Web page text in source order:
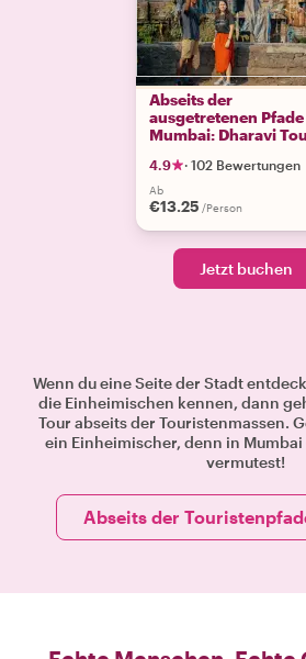
Abseits der
ausgetretenen Pfade
Mumbai: Dharavi
4.9 · 102 Bewertungen
Ab
€13.25 /Person
Jetzt buchen
Wenn du eine Seite der Stadt
die Einheimischen kennen, dann
Tour abseits der Touristenmassen.
ein Einheimischer, denn in Mumbai
vermutest!
Abseits der